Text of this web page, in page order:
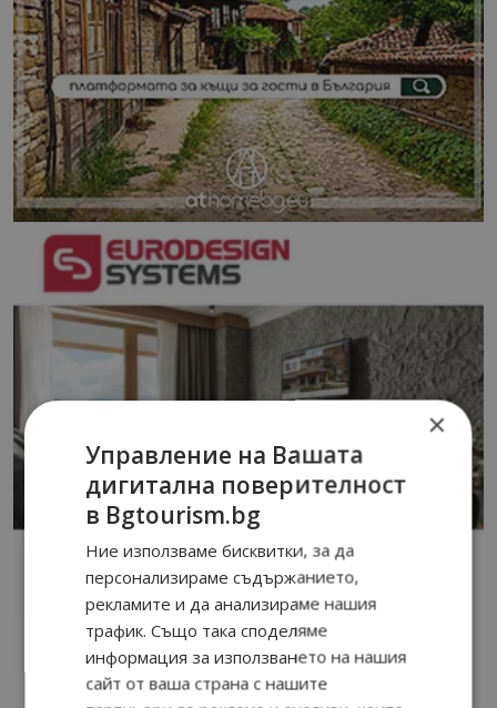
×
Управление на Вашата
дигитална поверителност
в Bgtourism.bg
Ние използваме бисквитки, за да
персонализираме съдържанието,
рекламите и да анализираме нашия
трафик. Също така споделяме
информация за използването на нашия
сайт от ваша страна с нашите